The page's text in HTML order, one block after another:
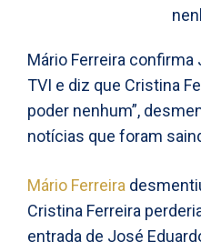
Mário Ferreira confirma
TVI e diz que Cristina
poder nenhum”,
notícias que foram
Mário Ferreira
Cristina Ferreira
entrada de José